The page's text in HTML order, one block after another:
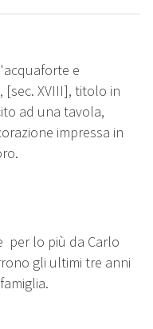
e
[sec. XVIII], titolo in
ad una tavola,
impressa in
per lo più da Carlo
gli ultimi tre anni